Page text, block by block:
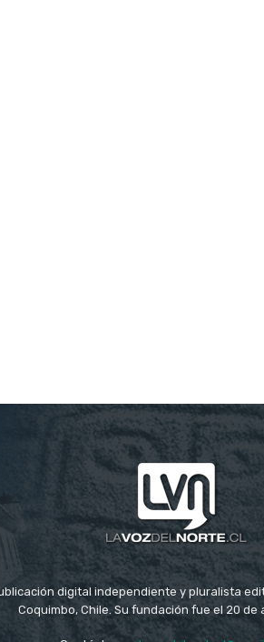
digital independiente y pluralista
Coquimbo, Chile. Su fundación fue el 20 de